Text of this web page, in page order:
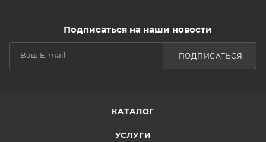
Подписаться на наши новости
ПОДПИСАТЬСЯ
КАТАЛОГ
УСЛУГИ